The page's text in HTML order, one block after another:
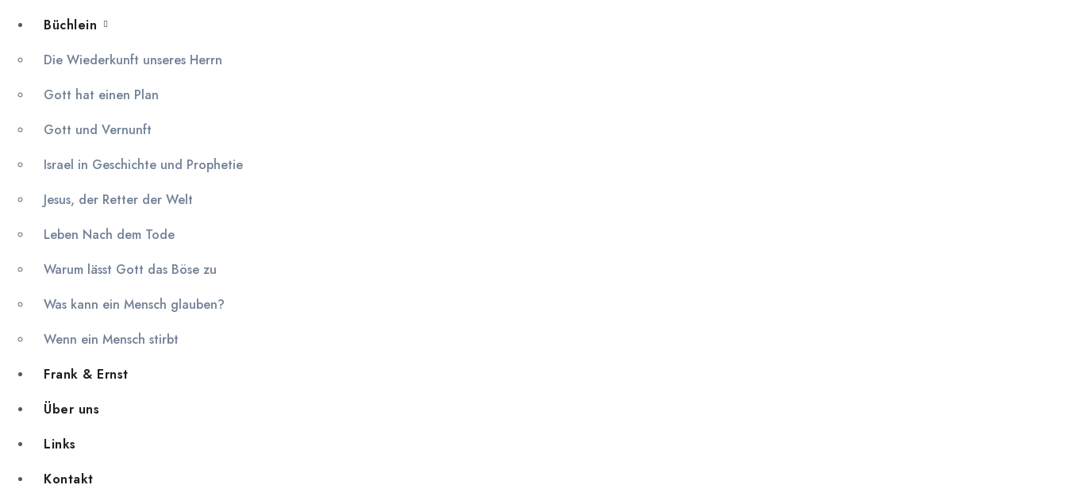
Büchlein
Die Wiederkunft unseres Herrn
Gott hat einen Plan
Gott und Vernunft
Israel in Geschichte und Prophetie
Jesus, der Retter der Welt
Leben Nach dem Tode
Warum lässt Gott das Böse zu
Was kann ein Mensch glauben?
Wenn ein Mensch stirbt
Frank & Ernst
Über uns
Links
Kontakt